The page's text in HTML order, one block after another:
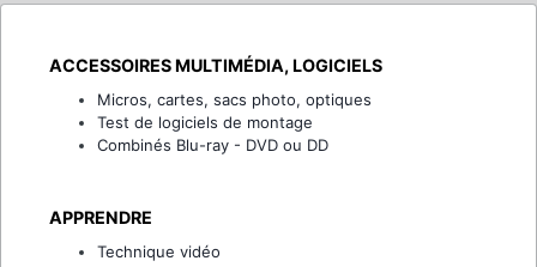
ACCESSOIRES MULTIMÉDIA, LOGICIELS
Micros, cartes, sacs photo, optiques
Test de logiciels de montage
Combinés Blu-ray - DVD ou DD
APPRENDRE
Technique vidéo